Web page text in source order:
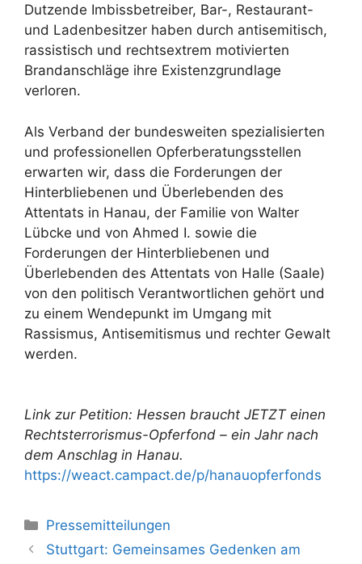
Dutzende Imbissbetreiber, Bar-, Restaurant-
und Ladenbesitzer haben durch antisemitisch,
rassistisch und rechtsextrem motivierten
Brandanschläge ihre Existenzgrundlage
verloren.
Als Verband der bundesweiten spezialisierten
und professionellen Opferberatungsstellen
erwarten wir, dass die Forderungen der
Hinterbliebenen und Überlebenden des
Attentats in Hanau, der Familie von Walter
Lübcke und von Ahmed I. sowie die
Forderungen der Hinterbliebenen und
Überlebenden des Attentats von Halle (Saale)
von den politisch Verantwortlichen gehört und
zu einem Wendepunkt im Umgang mit
Rassismus, Antisemitismus und rechter Gewalt
werden.
Link zur Petition: Hessen braucht JETZT einen
Rechtsterrorismus-Opferfond – ein Jahr nach
dem Anschlag in Hanau.
https://weact.campact.de/p/hanauopferfonds
Kategorien
Pressemitteilungen
Stuttgart: Gemeinsames Gedenken am